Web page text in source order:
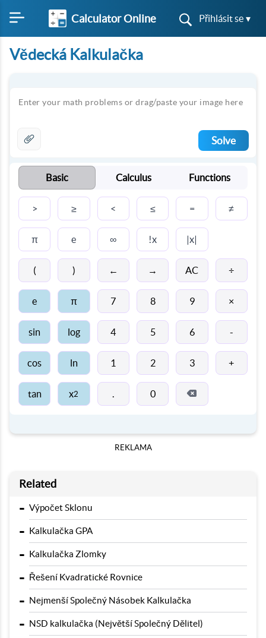
Calculator Online Přihlásit se ▾
Vědecká Kalkulačka
Solve
Basic Calculus Functions
> ≥ < ≤ = ≠
π e ∞ !x |x|
( ) ← → AC ÷
e π 7 8 9 ×
sin log 4 5 6 -
cos ln 1 2 3 +
tan x2 . 0
REKLAMA
Related
- Výpočet Sklonu
- Kalkulačka GPA
- Kalkulačka Zlomky
- Řešení Kvadratické Rovnice
- Nejmenší Společný Násobek Kalkulačka
- NSD kalkulačka (Největší Společný Dělitel)